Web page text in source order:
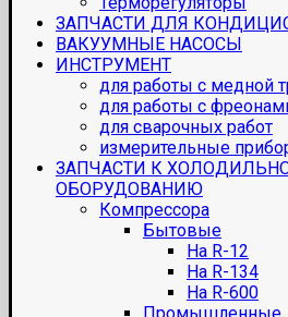
ЗАПЧАСТИ ДЛЯ
ВАКУУМНЫЕ НАСОСЫ
ИНСТРУМЕНТ
для работы с медной
для работы с
для сварочных работ
измерительные
ЗАПЧАСТИ К
ОБОРУДОВАНИЮ
Компрессора
Бытовые
На R-12
На R-134
На R-600